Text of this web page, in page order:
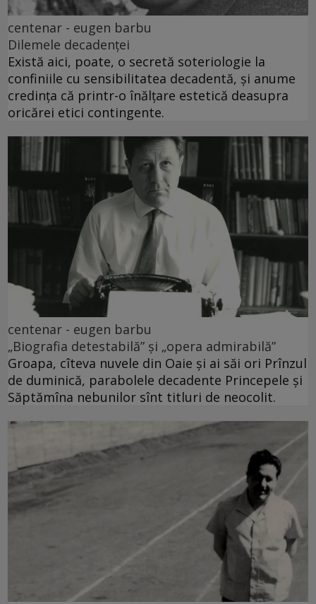
centenar - eugen barbu
Dilemele decadenței
Există aici, poate, o secretă soteriologie la
confiniile cu sensibilitatea decadentă, și anume
credința că printr-o înălțare estetică deasupra
oricărei etici contingente.
centenar - eugen barbu
„Biografia detestabilă” și „opera admirabilă”
Groapa, cîteva nuvele din Oaie și ai săi ori Prînzul
de duminică, parabolele decadente Princepele și
Săptămîna nebunilor sînt titluri de neocolit.